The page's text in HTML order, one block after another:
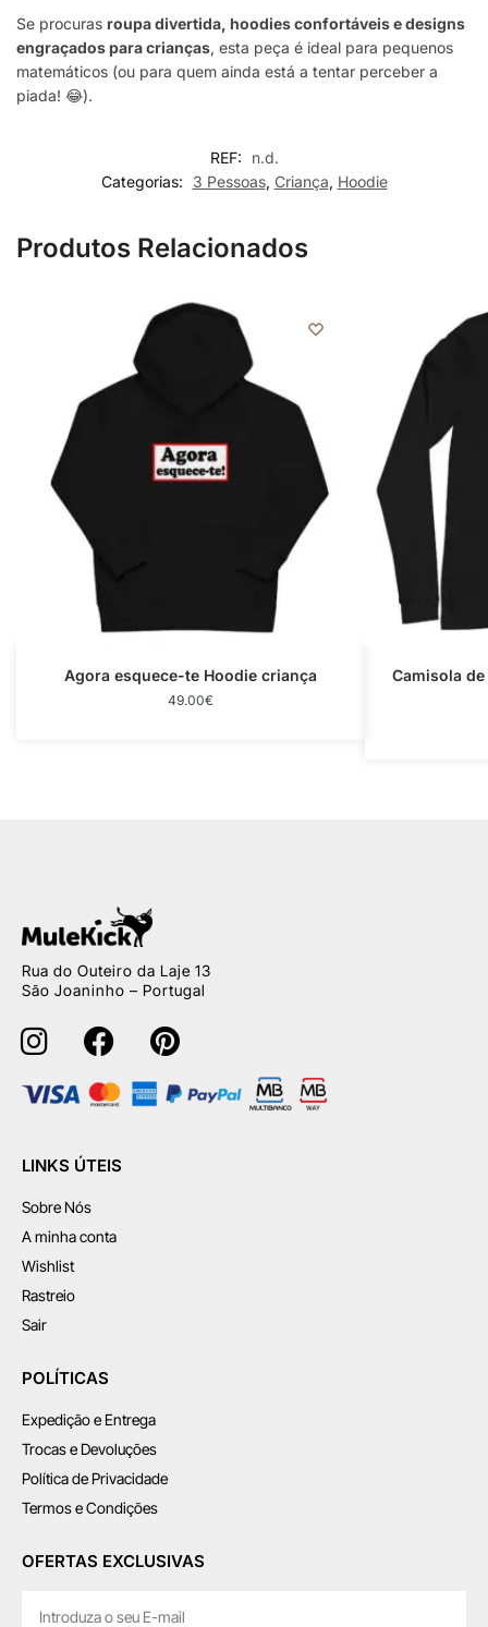
Se procuras roupa divertida, hoodies confortáveis e designs
engraçados para crianças, esta peça é ideal para pequenos
matemáticos (ou para quem ainda está a tentar perceber a
piada! 😂).
REF:
n.d.
Categorias:
3 Pessoas, Criança, Hoodie
Produtos Relacionados
Agora esquece-te Hoodie criança
49.00€
Camisola
Rua do Outeiro da Laje 13
São Joaninho – Portugal
LINKS ÚTEIS
Sobre Nós
A minha conta
Wishlist
Rastreio
Sair
POLÍTICAS
Expedição e Entrega
Trocas e Devoluções
Política de Privacidade
Termos e Condições
OFERTAS EXCLUSIVAS